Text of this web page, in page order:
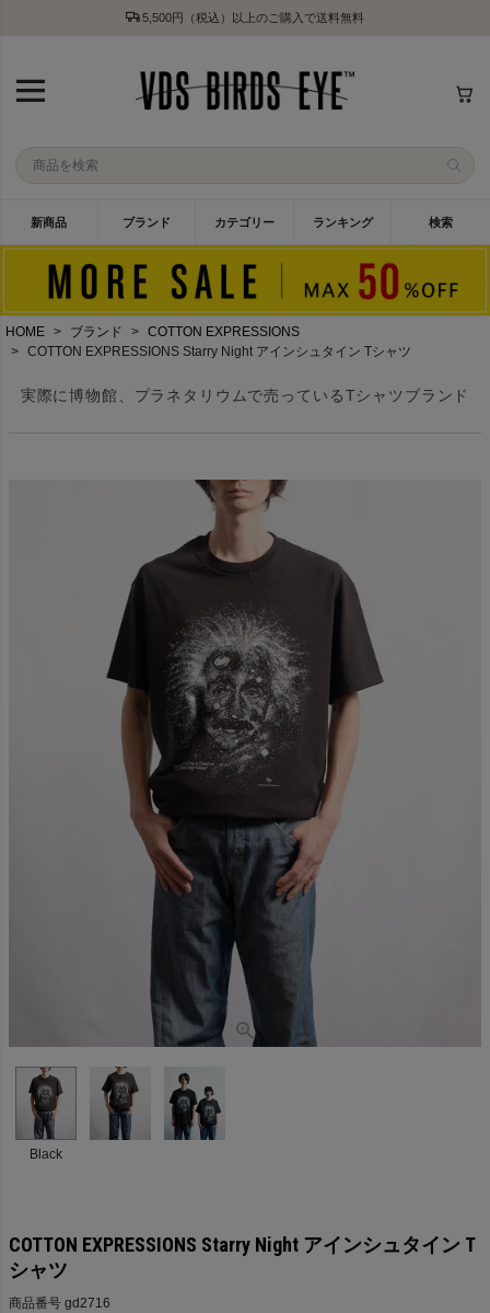
5,500円（税込）以上のご購入で送料無料
新商品 ブランド カテゴリー ランキング 検索
HOME ブランド
COTTON EXPRESSIONS
COTTON EXPRESSIONS Starry Night アインシュタイン Tシャツ
実際に博物館、プラネタリウムで売っているTシャツブランド
Black
COTTON EXPRESSIONS Starry Night アインシュタイン T
シャツ
商品番号 gd2716